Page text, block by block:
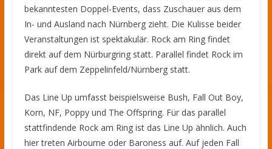
bekanntesten Doppel-Events, dass Zuschauer aus dem
In- und Ausland nach Nürnberg zieht. Die Kulisse beider
Veranstaltungen ist spektakulär. Rock am Ring findet
direkt auf dem Nürburgring statt. Parallel findet Rock im
Park auf dem Zeppelinfeld/Nürnberg statt.
Das Line Up umfasst beispielsweise Bush, Fall Out Boy,
Korn, NF, Poppy und The Offspring. Für das parallel
stattfindende Rock am Ring ist das Line Up ähnlich. Auch
hier treten Airbourne oder Baroness auf. Auf jeden Fall